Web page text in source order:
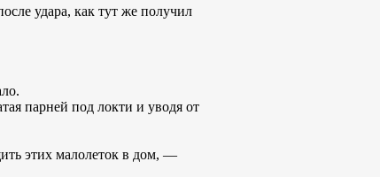
удара, как тут же получил
парней под локти и уводя от
этих малолеток в дом, —